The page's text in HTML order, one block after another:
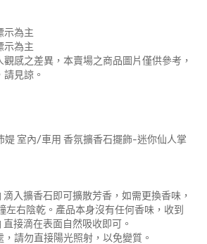
示為主
示為主
感之差異，本賣場之商品圖片僅供參考，
見諒。
媞 室內/車用 香氛擴香石擺飾-迷你仙人掌
入擴香石即可擴散芳香，如需更換香味，
左右陰乾。產品本身沒有任何香味，收到
接滴在表面自然吸收即可。
請勿直接陽光照射，以免變質。